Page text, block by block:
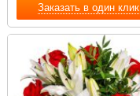
Заказать в один клик